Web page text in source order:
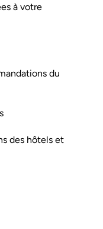
à votre
du
des hôtels et